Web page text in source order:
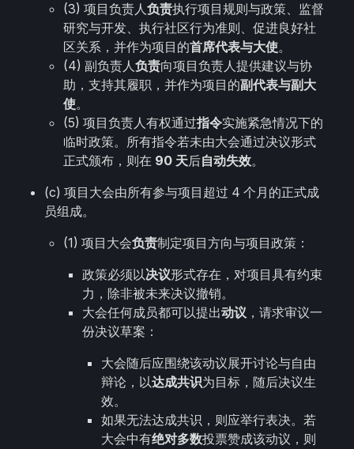
(3) 项目负责人负责执行项目规则与政策、监督
研究与开发、执行社区行为准则、促进良好社
区关系，并作为项目的首席代表与大使。
(4) 副负责人负责向项目负责人提供建议与协
助，支持其履职，并作为项目的副代表与副大
使。
(5) 项目负责人有权通过指令实施紧急情况下的
临时政策。所有指令若未由大会通过决议形式
正式颁布，则在 90 天后自动失效。
(c) 项目大会由所有参与项目超过 4 个月的正式成
员组成。
(1) 项目大会负责制定项目方向与项目政策：
政策必须以决议形式存在，对项目具有约束
力，除非被未来决议撤销。
大会任何成员都可以提出动议 ，请求审议一
份决议草案：
大会随后应围绕该动议展开讨论与自由
辩论，以达成共识为目标，随后决议生
效。
如果无法达成共识，则应举行表决。若
大会中有绝对多数投票赞成该动议，则